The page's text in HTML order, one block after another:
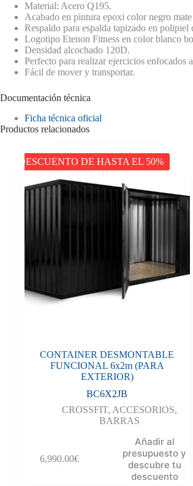
Material: Acero Q195.
Acabado en pintura epoxi color negro mate
Respaldo para espalda tapizado en
Logotipo Etenon Fitness en color blanco
Densidad alcochado 120D.
Perfecto para realizar ejercicios enfocados
Fácil de mover y transportar.
Documentación técnica
Ficha técnica oficial
Productos relacionados
DESCUENTO DE HASTA EL 50%
CONTAINER DESMONTABLE
FUNCIONAL 6x2m (PARA
EXTERIOR)
BC6X2JB
CROSSFIT, ACCESORIOS,
BARRAS
6,990.00€
Añadir al
presupuesto y
descubre tu
descuento